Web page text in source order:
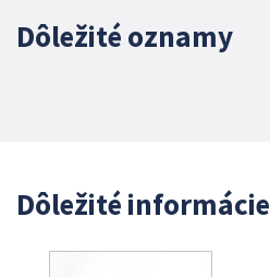
Dôležité oznamy
Dôležité informácie